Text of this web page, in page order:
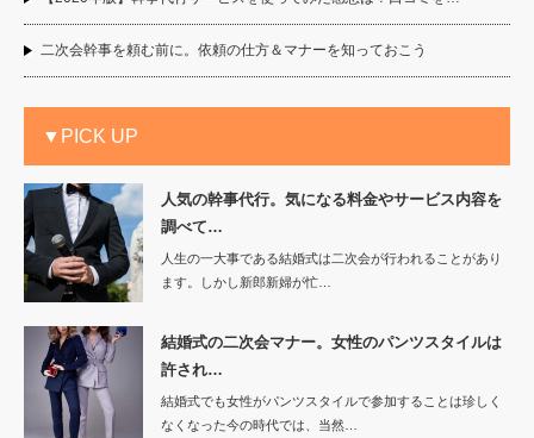
二次会幹事を頼む前に。依頼の仕方＆マナーを知っておこう
▼PICK UP
人気の幹事代行。気になる料金やサービス内容を
調べて…
人生の一大事である結婚式は二次会が行われることがあり
ます。しかし新郎新婦が忙…
結婚式の二次会マナー。女性のパンツスタイルは
許され…
結婚式でも女性がパンツスタイルで参加することは珍しく
なくなった今の時代では、当然…